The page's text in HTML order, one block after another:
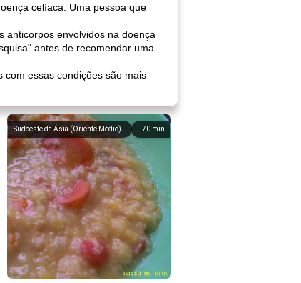
celíaca. Uma pessoa que
anticorpos envolvidos na doença
antes de recomendar uma
com essas condições são mais
70 min
Sudoeste da Ásia (Oriente Médio)